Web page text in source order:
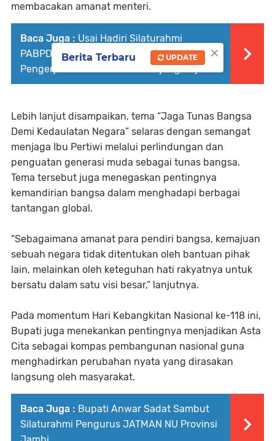
membacakan amanat menteri.
Baca Juga : Usai Hadiri Silaturahmi
PABPDSI, Bupati Anwar Sadat Tinjau
Pengerjaan Box Culvert di Tanjung Bojo
Lebih lanjut disampaikan, tema “Jaga Tunas Bangsa
Demi Kedaulatan Negara” selaras dengan semangat
menjaga Ibu Pertiwi melalui perlindungan dan
penguatan generasi muda sebagai tunas bangsa.
Tema tersebut juga menegaskan pentingnya
kemandirian bangsa dalam menghadapi berbagai
tantangan global.
“Sebagaimana amanat para pendiri bangsa, kemajuan
sebuah negara tidak ditentukan oleh bantuan pihak
lain, melainkan oleh keteguhan hati rakyatnya untuk
bersatu dalam satu visi besar,” lanjutnya.
Pada momentum Hari Kebangkitan Nasional ke-118 ini,
Bupati juga menekankan pentingnya menjadikan Asta
Cita sebagai kompas pembangunan nasional guna
menghadirkan perubahan nyata yang dirasakan
langsung oleh masyarakat.
Baca Juga : Bupati Anwar Sadat Sambut
Silaturahmi Pengurus JATMAN NU Provinsi
×
Berita Terbaru UPDATE